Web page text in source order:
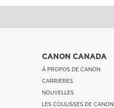
CANON CANADA
À PROPOS DE CANON
CARRIÈRES
NOUVELLES
LES COULISSES DE CANON